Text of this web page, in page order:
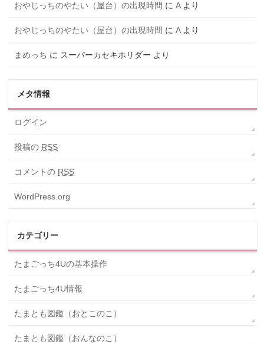
おやじっちのやたい（屋台）の出現時間 にAより
おやじっちのやたい（屋台）の出現時間 にAより
まめっち に スーパーカセキホリダー より
メタ情報
ログイン
投稿の RSS
コメントの RSS
WordPress.org
カテゴリー
たまごっち4Uの基本操作
たまごっち4U情報
たまとも図鑑（おとこのこ）
たまとも図鑑（おんなのこ）